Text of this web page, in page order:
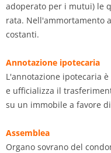
adoperato per i mutui) le
rata. Nell'ammortamento
costanti.
Annotazione ipotecaria
L'annotazione ipotecaria
e ufficializza il
su un immobile a favore
Assemblea
Organo sovrano del